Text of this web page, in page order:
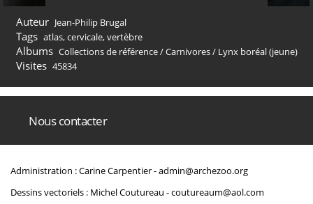
Auteur Jean-Philip Brugal
Tags atlas,cervicale,vertèbre
Albums Collections de référence/Carnivores/ Lynx boréal (jeune)
Visites 45834
Nous contacter
Administration : Carine Carpentier -admin@archezoo.org
Dessins vectoriels : Michel Coutureau -coutureaum@aol.com